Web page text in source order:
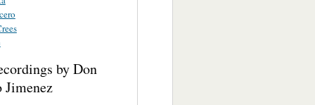
by Don
Jimenez